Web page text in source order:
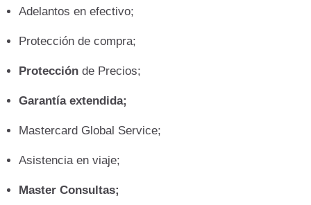
Adelantos en efectivo;
Protección de compra;
Protección de Precios;
Garantía extendida;
Mastercard Global Service;
Asistencia en viaje;
Master Consultas;